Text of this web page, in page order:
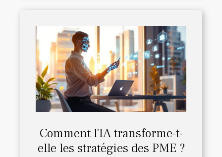
Comment l'IA transforme-t-
elle les stratégies des PME ?